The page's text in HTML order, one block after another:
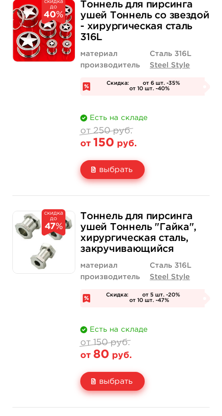
Цена
Количество
167 руб.
от 111 руб.
нет на складе
167 руб.
от 111 руб.
купить
скидка
до
40%
Тоннель для пирсинга
ушей Тоннель со звездой
- хирургическая сталь
316L
материал
Сталь 316L
производитель
Steel Style
Скидка:
от 6 шт. -35%
от 10 шт. -40%
Есть на складе
от 250 руб.
от 150 руб.
выбрать
Цена
Количество
250 руб.
от 150 руб.
нет на складе
250 руб.
от 150 руб.
нет на складе
скидка
до
47%
Тоннель для пирсинга
ушей Тоннель "Гайка",
хирургическая сталь,
закручивающийся
материал
Сталь 316L
производитель
Steel Style
Скидка:
от 5 шт. -20%
от 10 шт. -47%
Есть на складе
от 150 руб.
от 80 руб.
выбрать